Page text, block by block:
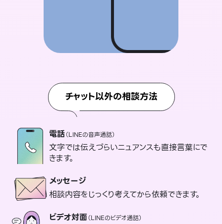
チャット以外の相談方法
電話（LINEの音声通話）
文字では伝えづらいニュアンスも直接言葉にで
きます。
メッセージ
相談内容をじっくり考えてから依頼できます。
ビデオ対面（LINEのビデオ通話）